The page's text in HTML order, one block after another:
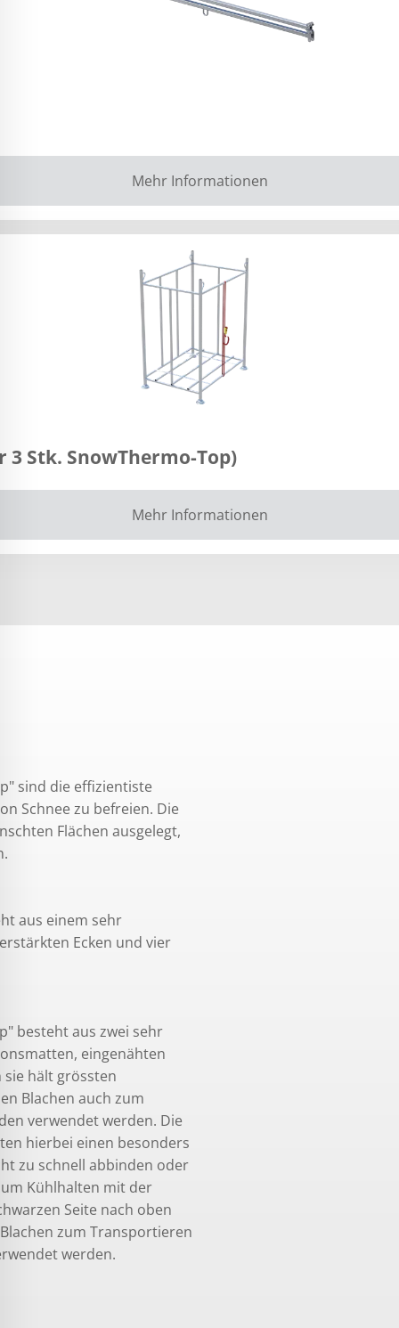
Mehr Informationen
3 Stk. SnowThermo-Top)
Mehr Informationen
sind die effizientiste
Schnee zu befreien. Die
Flächen ausgelegt,
aus einem sehr
Ecken und vier
besteht aus zwei sehr
eingenähten
sie hält grössten
Blachen auch zum
verwendet werden. Die
hierbei einen besonders
zu schnell abbinden oder
Kühlhalten mit der
Seite nach oben
zum Transportieren
werden.